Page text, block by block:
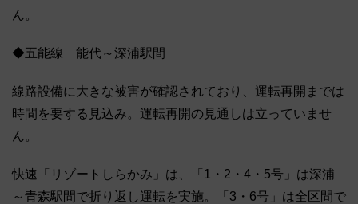
ん。
◆五能線 能代～深浦駅間
線路設備に大きな被害が確認されており、運転再開までは
時間を要する見込み。運転再開の見通しは立っていませ
ん。
快速「リゾートしらかみ」は、「1・2・4・5号」は深浦
～青森駅間で折り返し運転を実施。「3・6号」は全区間で